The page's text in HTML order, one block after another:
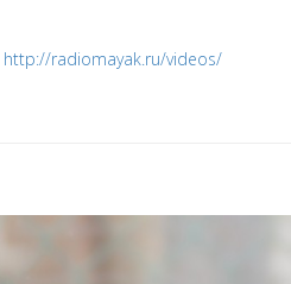
http://radiomayak.ru/videos/